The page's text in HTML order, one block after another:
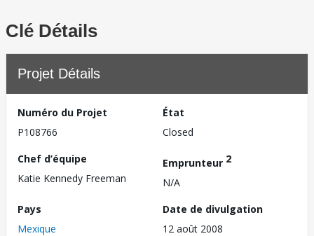
Clé Détails
Projet Détails
Numéro du Projet
P108766
État
Closed
Chef d’équipe
Katie Kennedy Freeman
Emprunteur 2
N/A
Pays
Mexique
Date de divulgation
12 août 2008